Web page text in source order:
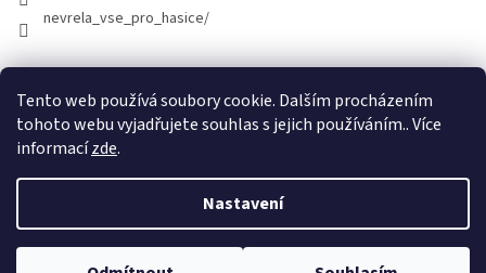
Tento web používá soubory cookie. Dalším procházením
tohoto webu vyjadřujete souhlas s jejich používáním.. Více
informacízde.
Nastavení
nevrela_vse_pro_hasice/
Vytvořil Shoptet